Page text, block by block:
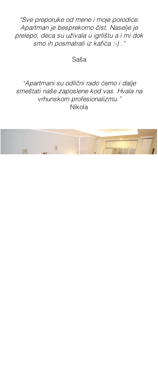
“Sve preporuke od mene i moje porodice.
Apartman je besprekorno čist. Naselje je
prelepo, deca su uživala u igrlištu a i mi dok
smo ih posmatrali iz kafića :-) .”
Saša
“Apartmani su odlični rado ćemo i dalje
smeštati naše zaposlene kod vas. Hvala na
vrhunskom profesionalizmu.”
Nikola